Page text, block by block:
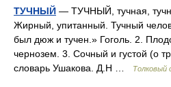
ТУЧНЫЙ — ТУЧНЫЙ, тучная,
Жирный, упитанный. Тучный
был дюж и тучен.» Гоголь. 2.
чернозем. 3. Сочный и густой (о
словарь Ушакова. Д.Н …
Толковый